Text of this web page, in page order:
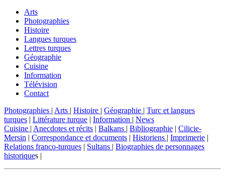
Arts
Photographies
Histoire
Langues turques
Lettres turques
Géographie
Cuisine
Information
Télévision
Contact
Photographies | Arts | Histoire | Géographie | Turc et langues
turques | Littérature turque | Information | News
Cuisine | Anecdotes et récits | Balkans | Bibliographie | Cilicie-
Mersin | Correspondance et documents | Historiens | Imprimerie |
Relations franco-turques | Sultans | Biographies de personnages
historiques |